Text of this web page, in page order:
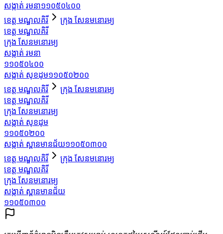
សង្កាត់ រមនា១១០៥០៤០០
ខេត្ត មណ្ឌលគិរី
ក្រុង សែនមនោរម្យ
ខេត្ត មណ្ឌលគិរី
ក្រុង សែនមនោរម្យ
សង្កាត់ រមនា
១១០៥០៤០០
សង្កាត់ សុខដុម១១០៥០២០០
ខេត្ត មណ្ឌលគិរី
ក្រុង សែនមនោរម្យ
ខេត្ត មណ្ឌលគិរី
ក្រុង សែនមនោរម្យ
សង្កាត់ សុខដុម
១១០៥០២០០
សង្កាត់ ស្ពានមានជ័យ១១០៥០៣០០
ខេត្ត មណ្ឌលគិរី
ក្រុង សែនមនោរម្យ
ខេត្ត មណ្ឌលគិរី
ក្រុង សែនមនោរម្យ
សង្កាត់ ស្ពានមានជ័យ
១១០៥០៣០០